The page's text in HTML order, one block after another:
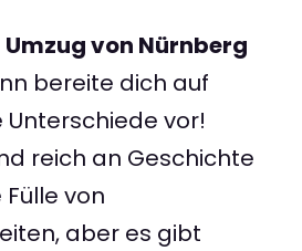
Umzug von Nürnberg
bereite dich auf
vor!
reich an Geschichte
von
aber es gibt